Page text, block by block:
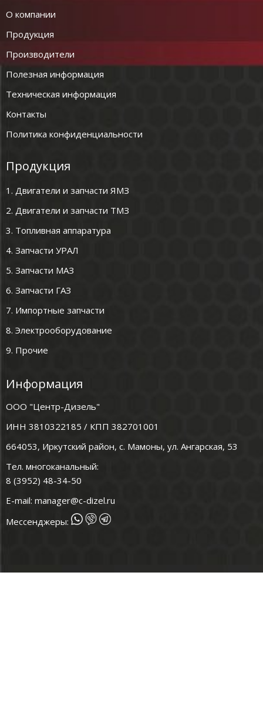
О компании
Продукция
Производители
Полезная информация
Техническая информация
Контакты
Политика конфиденциальности
Продукция
1. Двигатели и запчасти ЯМЗ
2. Двигатели и запчасти ТМЗ
3. Топливная аппаратура
4. Запчасти УРАЛ
5. Запчасти МАЗ
6. Запчасти ГАЗ
7. Импортные запчасти
8. Электрооборудование
9. Прочие
Информация
ООО "Центр-Дизель"
ИНН 3810322185 / КПП 382701001
664053, Иркутский район, с. Мамоны, ул. Ангарская, 53
Тел. многоканальный:
8 (3952) 48-34-50
E-mail: manager@c-dizel.ru
Мессенджеры: